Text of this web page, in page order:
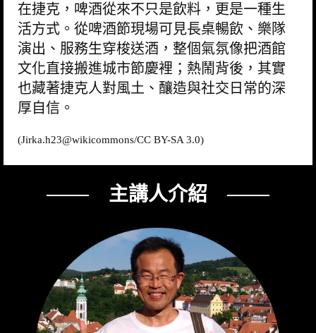
在捷克，啤酒從來不只是飲料，更是一種生
活方式。從啤酒節現場可見長桌暢飲、樂隊
演出、服務生穿梭送酒，整個氣氛像把酒館
文化直接搬進城市節慶裡；熱鬧背後，其實
也藏著捷克人對風土、釀造與社交日常的深
厚自信。
(Jirka.h23@wikicommons/CC BY-SA 3.0)
─── 主講人介紹 ───